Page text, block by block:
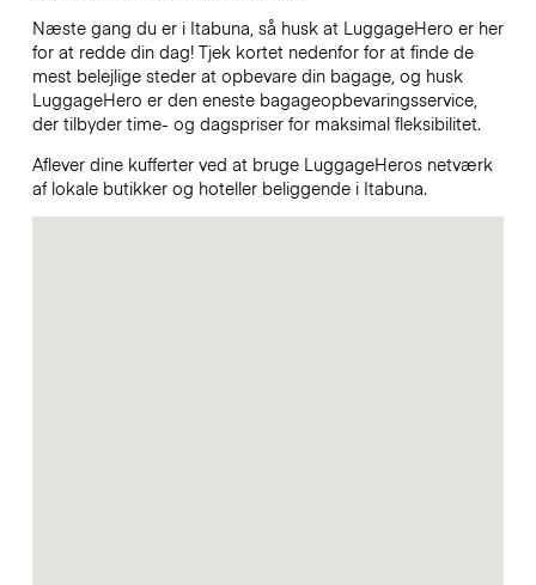
Næste gang du er i Itabuna, så husk at LuggageHero er her
for at redde din dag! Tjek kortet nedenfor for at finde de
mest belejlige steder at opbevare din bagage, og husk
LuggageHero er den eneste bagageopbevaringsservice,
der tilbyder time- og dagspriser for maksimal fleksibilitet.
Aflever dine kufferter ved at bruge LuggageHeros netværk
af lokale butikker og hoteller beliggende i Itabuna.